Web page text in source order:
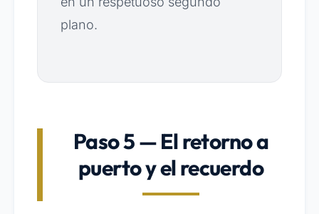
plano.
Paso 5 — El retorno a
puerto y el recuerdo